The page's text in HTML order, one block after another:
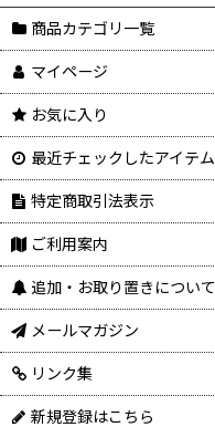
商品カテゴリ一覧
マイページ
お気に入り
最近チェックしたアイテム
特定商取引法表示
ご利用案内
追加・お取り置きについて
メールマガジン
リンク集
新規登録はこちら